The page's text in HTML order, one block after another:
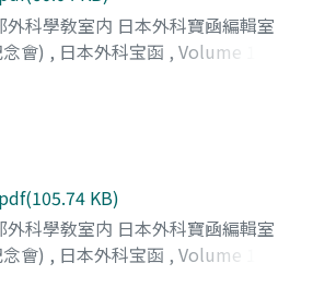
科學敎室内 日本外科寶凾編輯室
會) , 日本外科宝函 , Volume 13
KB)
科學敎室内 日本外科寶凾編輯室
會) , 日本外科宝函 , Volume 13